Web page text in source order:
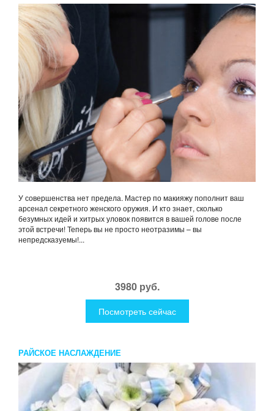
У совершенства нет предела. Мастер по макияжу пополнит ваш
арсенал секретного женского оружия. И кто знает, сколько
безумных идей и хитрых уловок появится в вашей голове после
этой встречи! Теперь вы не просто неотразимы – вы
непредсказуемы!...
3980 руб.
Посмотреть сейчас
РАЙСКОЕ НАСЛАЖДЕНИЕ